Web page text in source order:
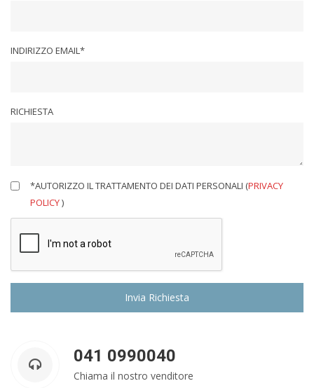
INDIRIZZO EMAIL*
RICHIESTA
*AUTORIZZO IL TRATTAMENTO DEI DATI PERSONALI (PRIVACY
POLICY)
041 0990040
Chiama il nostro venditore